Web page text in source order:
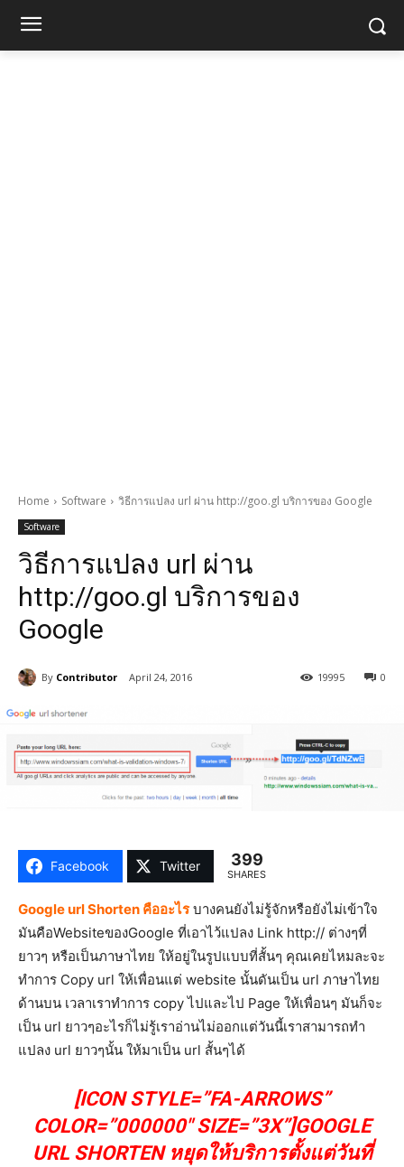
Home Software วิธีการแปลง url ผ่าน http://goo.gl บริการของ Google
Software
วิธีการแปลง url ผ่าน
http://goo.gl บริการของ
Google
By Contributor April 24, 2016 0
19995
Facebook Twitter 399
SHARES
Google url Shorten คืออะไรบางคนยังไม่รู้จักหรือยังไม่เข้าใจ
มันคือWebsiteของGoogle ที่เอาไว้แปลง Link http:// ต่างๆที่
ยาวๆ หรือเป็นภาษาไทย ให้อยู่ในรูปแบบที่สั้นๆ คุณเคยไหมละจะ
ทำการ Copy url ให้เพื่อนแต่ website นั้นดันเป็น url ภาษาไทย
ด้านบน เวลาเราทำการ copy ไปและไป Page ให้เพื่อนๆ มันก็จะ
เป็น url ยาวๆอะไรก็ไม่รู้เราอ่านไม่ออกแต่วันนี้เราสามารถทำ
แปลง url ยาวๆนั้น ให้มาเป็น url สั้นๆได้
[ICON STYLE=”FA-ARROWS”
COLOR=”000000″ SIZE=”3X”]GOOGLE
URL SHORTEN หยุดให้บริการตั้งแต่วันที่